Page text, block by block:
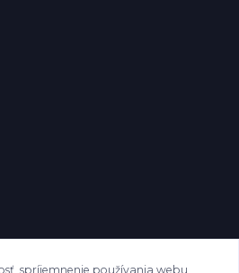
spríjemnenie používania webu,